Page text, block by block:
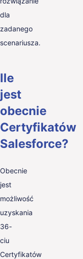
dla
zadanego
scenariusza.
Ile
jest
obecnie
Certyfikatów
Salesforce?
Obecnie
jest
możliwość
uzyskania
36-
ciu
Certyfikatów